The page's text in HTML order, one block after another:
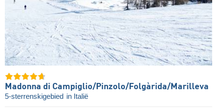
Madonna di Campiglio/​Pinzolo/​Folgàrida/​Marilleva
5-sterrenskigebied in Italië